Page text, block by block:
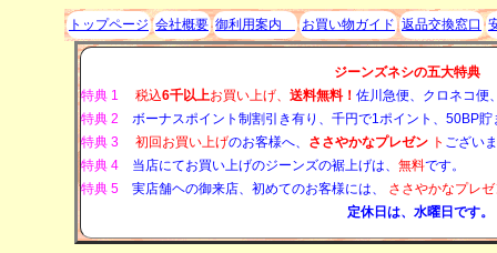
トップページ 会社概要 御利用案内 お買い物ガイド 返品交換窓口
ジーンズネシの五大特典
特典 1
税込6千以上お買い上げ、 送料無料！ 佐川急便、クロネコ便
特典 2 ボーナスポイント制割引き有り、千円で1ポイント、50BP貯
特典 3
初回お買い上げのお客様へ、 ささやかなプレゼン ト ござい
特典 4 当店にてお買い上げのジーンズの裾上げは、 無料です。
特典 5 実店舗ヘの御来店、初めてのお客様には、 ささやかなプレ
定休日は、水曜日です。